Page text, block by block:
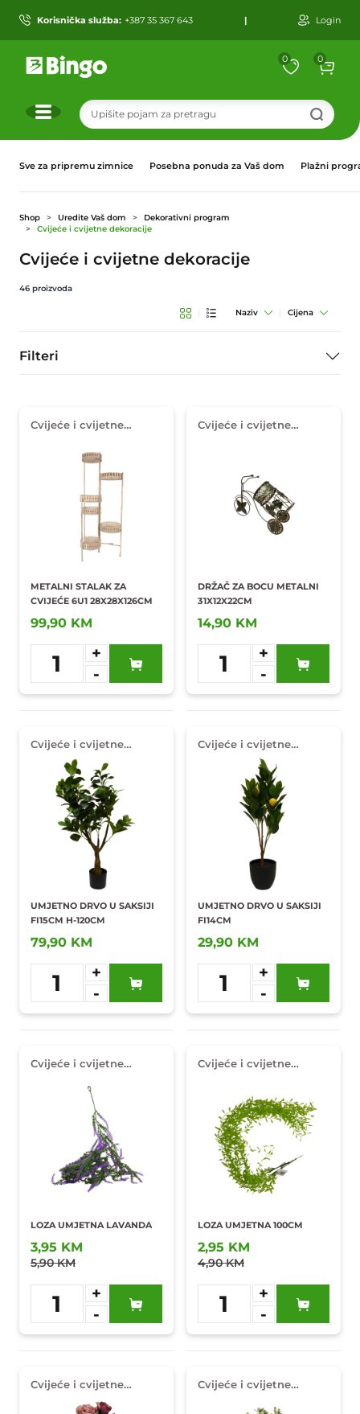
Korisnička služba: +387 35 367 643 | Login
0 0
Sve za pripremu zimnice Posebna ponuda za Vaš dom Plažni
Shop Uredite Vaš dom
Dekorativni program
Cvijeće i cvijetne dekoracije
Cvijeće i cvijetne dekoracije
46 proizvoda
| Naziv | Cijena
Filteri
Cvijeće i cvijetne
METALNI STALAK ZA
CVIJEĆE 6U1 28X28X126CM
99,90 KM
1
+
-
Dodaj u
omiljene
Cvijeće i cvijetne
DRŽAČ ZA BOCU METALNI
31X12X22CM
14,90 KM
1
+
-
Dodaj u
omiljene
Cvijeće i cvijetne
dekoracije
UMJETNO DRVO U SAKSIJI
FI15CM H-120CM
79,90 KM
1
+
-
Dodaj u
omiljene
Cvijeće i cvijetne
UMJETNO DRVO U SAKSIJI
FI14CM
29,90 KM
1
+
-
Dodaj u
omiljene
Cvijeće i cvijetne
LOZA UMJETNA LAVANDA
3,95 KM
5,90 KM
1
+
-
Dodaj u
omiljene
Cvijeće i cvijetne
LOZA UMJETNA 100CM
2,95 KM
4,90 KM
1
+
-
Dodaj u
omiljene
Cvijeće i cvijetne
Cvijeće i cvijetne